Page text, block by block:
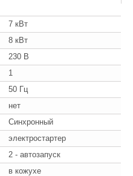
7 кВт
8 кВт
230 В
1
50 Гц
нет
Синхронный
электростартер
2 - автозапуск
в кожухе